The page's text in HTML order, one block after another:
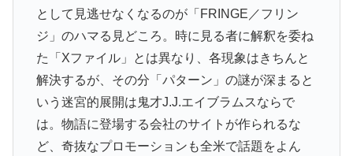
として見逃せなくなるのが「FRINGE／フリン
ジ」のハマる見どころ。時に見る者に解釈を委ね
た「Xファイル」とは異なり、各現象はきちんと
解決するが、その分「パターン」の謎が深まると
いう迷宮的展開は鬼才J.J.エイブラムスならで
は。物語に登場する会社のサイトが作られるな
ど、奇抜なプロモーションも全米で話題をよん